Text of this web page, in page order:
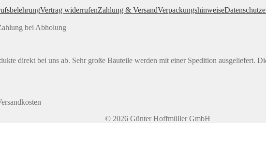
Vertrag widerrufenZahlung & VersandVerpackungshinweise
bei Abholung
direkt bei uns ab. Sehr große Bauteile werden mit einer Spedition ausgeliefert.
© 2026 Günter Hoffmüller GmbH